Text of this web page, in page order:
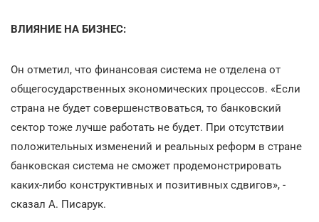
ВЛИЯНИЕ НА БИЗНЕС:
Он отметил, что финансовая система не отделена от
общегосударственных экономических процессов. «Если
страна не будет совершенствоваться, то банковский
сектор тоже лучше работать не будет. При отсутствии
положительных изменений и реальных реформ в стране
банковская система не сможет продемонстрировать
каких-либо конструктивных и позитивных сдвигов», -
сказал А. Писарук.